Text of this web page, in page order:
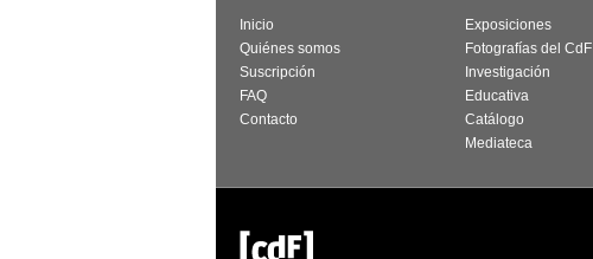
Inicio
Quiénes somos
Suscripción
FAQ
Contacto
Exposiciones
Fotografías del CdF
Investigación
Educativa
Catálogo
Mediateca